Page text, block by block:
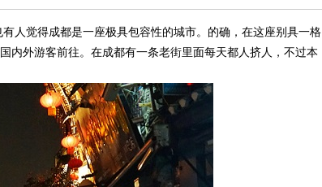
觉得成都是一座极具包容性的城市。的确，在这座别具一格
内外游客前往。在成都有一条老街里面每天都人挤人，不过本